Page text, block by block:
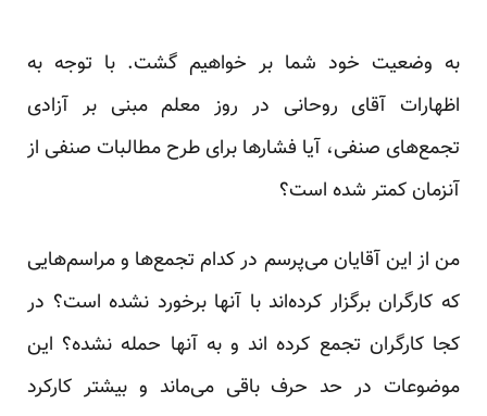
به وضعیت خود شما بر خواهیم گشت. با توجه به
اظهارات آقای روحانی در روز معلم مبنی بر آزادی
تجمع‌های صنفی، آیا فشارها برای طرح مطالبات صنفی از
آنزمان کمتر شده است؟
من از این آقایان می‌پرسم در کدام تجمع‌ها و مراسم‌هایی
که کارگران برگزار کرده‌اند با آنها برخورد نشده است؟ در
کجا کارگران تجمع کرده اند و به آنها حمله نشده؟ این
موضوعات در حد حرف باقی می‌ماند و بیشتر کارکرد